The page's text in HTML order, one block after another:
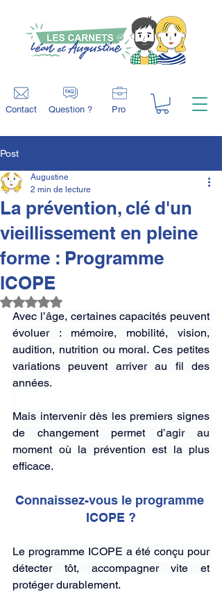
Contact Pro
Question ?
Post
La prévention, clé d'un
vieillissement en pleine
forme : Programme
ICOPE
Augustine
2 min de lecture
Noté NaN étoiles sur 5.
Avec l’âge, certaines capacités peuvent
évoluer : mémoire, mobilité, vision,
audition, nutrition ou moral. Ces petites
variations peuvent arriver au fil des
années.
Mais intervenir dès les premiers signes
de changement permet d’agir au
moment où la prévention est la plus
efficace.
Connaissez-vous le programme
ICOPE ?
Le programme ICOPE a été conçu pour
détecter tôt, accompagner vite et
protéger durablement.